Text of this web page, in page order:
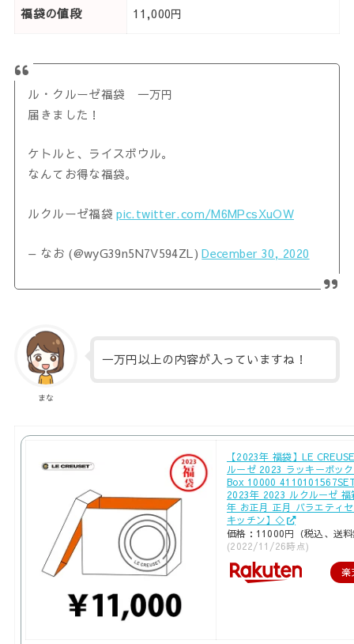
福袋の値段 11,000円
ル・クルーゼ福袋 一万円
届きました！
ケトルと、ライスボウル。
なんてお得な福袋。
ルクルーゼ福袋pic.twitter.com/M6MPcsXuOW
— なお (@wyG39n5N7V594ZL)December 30, 2020
まな
一万円以上の内容が入っていますね！
【2023年 福袋】LE
ルーゼ 2023 ラッキーボッ
Box 10000
2023年 2023 ルクルーゼ 福
年 お正月 正月 バラエティ
キッチン】◇
価格：11000円（税込、送
(2022/11/26時点)
楽